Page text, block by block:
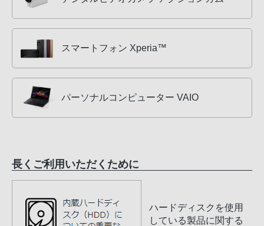
スマートフォン Xperia™
パーソナルコンピューター VAIO
長くご利用いただくために
ハードディスクを使用
している製品に関する